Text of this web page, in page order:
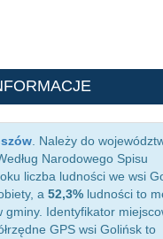
. Należy do
Narodowego Spisu
liczba ludności we wsi
a 52,3% ludności to
gminy. Identyfikator
GPS wsi Golińsk to